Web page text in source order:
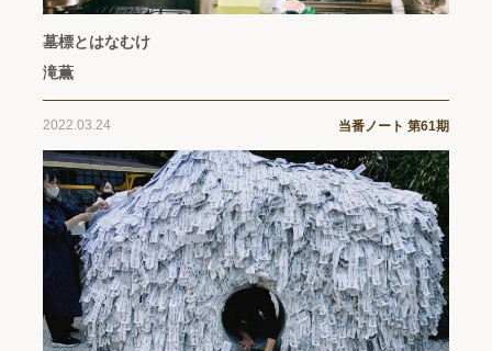
墓標とはなむけ
滝薫
2022.03.24 当番ノート 第61期